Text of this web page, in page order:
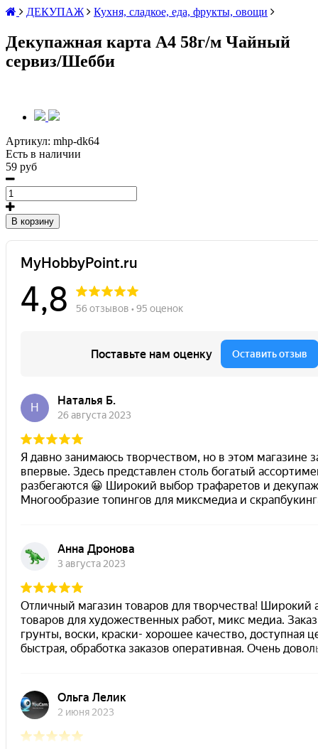
ДЕКУПАЖ
Кухня, сладкое, еда, фрукты, овощи
Декупажная карта А4 58г/м Чайный
сервиз/Шебби
Артикул: mhp-dk64
Есть в наличии
59 руб
В корзину